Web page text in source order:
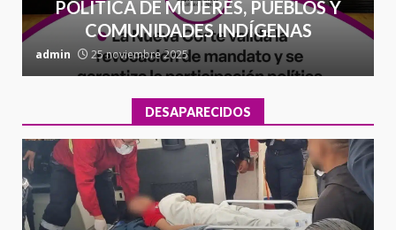
POLÍTICA DE MUJERES, PUEBLOS Y
COMUNIDADES INDÍGENAS
admin 25 noviembre 2025
DESAPARECIDOS